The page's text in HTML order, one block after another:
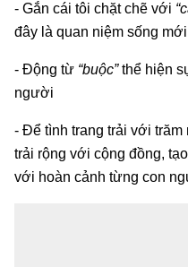
- Gắn cái tôi chặt chẽ với
đây là quan niệm sống
- Động từ “buộc”thể hiện
người
- Để tình trang trải với
trải rộng với cộng đồng,
với hoàn cảnh từng con